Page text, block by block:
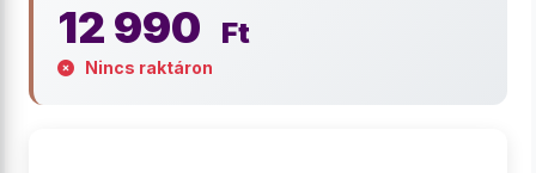
12 990 Ft
Nincs raktáron